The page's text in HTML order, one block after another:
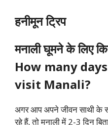
हनीमून ट्रिप
मनालीघूमने के लिए
How many
visit Manali?
अगर आप अपने जीवन साथी के
रहे हैं, तो मनाली में 2-3 दिन